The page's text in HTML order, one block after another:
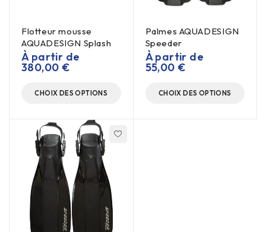
Flotteur mousse
AQUADESIGN Splash
À partir de
380,00 €
CHOIX DES OPTIONS
Palmes AQUADESIGN
Speeder
À partir de
55,00 €
CHOIX DES OPTIONS